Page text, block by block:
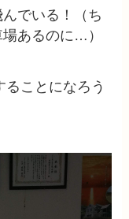
でいる！（ち
あるのに…）
ることになろう